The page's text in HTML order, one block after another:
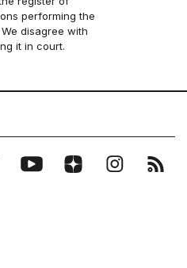
performing the
disagree with
it in court.